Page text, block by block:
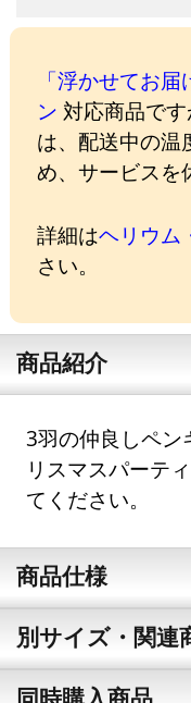
「浮かせてお
ン 対応商品で
は、配送中の温
め、サービスを
詳細はヘリウム
さい。
商品紹介
3羽の仲良しペン
リスマスパーテ
てください。
商品仕様
別サイズ・関連